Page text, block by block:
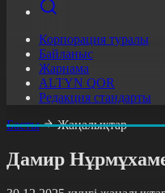
Корпорация туралы
Байланыс
Жарнама
ALTYN QOR
Редакция стандарты
Басты
Жаңалықтар
Дамир